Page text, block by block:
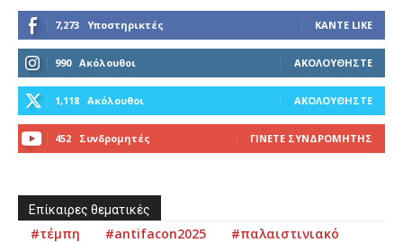
7,273 Υποστηρικτές ΚΆΝΤΕ LIKE
990 Ακόλουθοι ΑΚΟΛΟΥΘΉΣΤΕ
1,118 Ακόλουθοι ΑΚΟΛΟΥΘΉΣΤΕ
452 Συνδρομητές ΓΊΝΕΤΕ ΣΥΝΔΡΟΜΗΤΉΣ
Επίκαιρες θεματικές
#τέμπη #antifacon2025
#παλαιστινιακό